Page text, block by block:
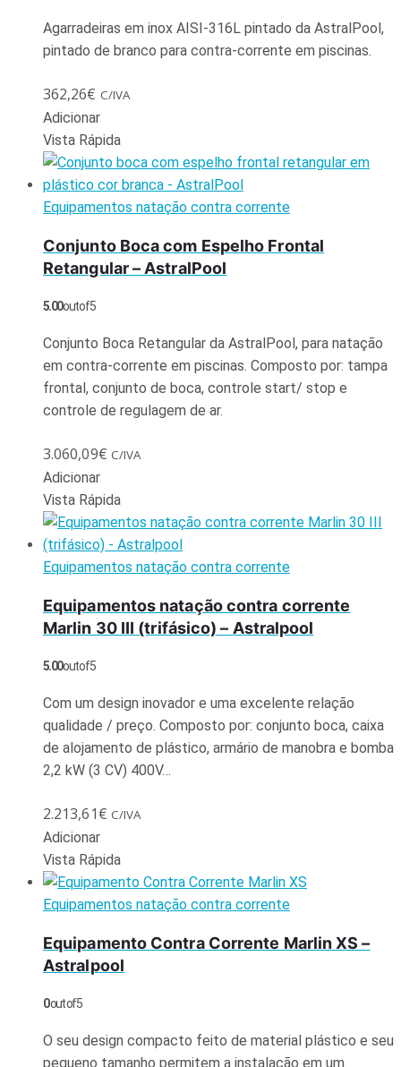
Agarradeiras em inox AISI-316L pintado da AstralPool,
pintado de branco para contra-corrente em piscinas.
362,26€ C/IVA
Adicionar
Vista Rápida
Equipamentos natação contra corrente
Conjunto Boca com Espelho Frontal
Retangular – AstralPool
5.00out of 5
Conjunto Boca Retangular da AstralPool, para natação
em contra-corrente em piscinas. Composto por: tampa
frontal, conjunto de boca, controle start/ stop e
controle de regulagem de ar.
3.060,09€ C/IVA
Adicionar
Vista Rápida
Equipamentos natação contra corrente
Equipamentos natação contra corrente
Marlin 30 III (trifásico) – Astralpool
5.00out of 5
Com um design inovador e uma excelente relação
qualidade / preço. Composto por: conjunto boca, caixa
de alojamento de plástico, armário de manobra e bomba
2,2 kW (3 CV) 400V…
2.213,61€ C/IVA
Adicionar
Vista Rápida
Equipamentos natação contra corrente
Equipamento Contra Corrente Marlin XS –
Astralpool
0out of 5
O seu design compacto feito de material plástico e seu
pequeno tamanho permitem a instalação em um